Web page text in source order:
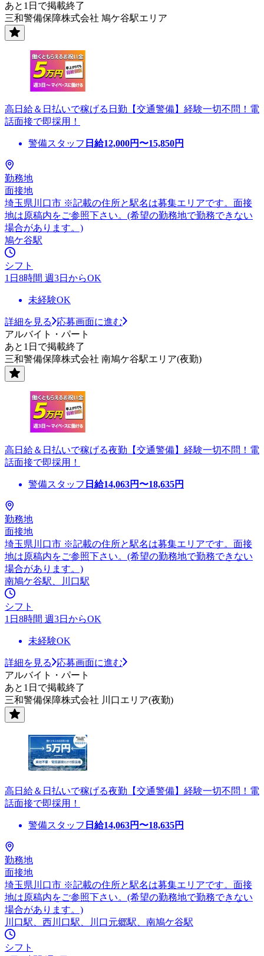
あと1日で掲載終了
三和警備保障株式会社 鳩ケ谷駅エリア
高日給＆日払いで稼げる日勤【交通警備】経験一切不問！電
話面接で即採用！
警備スタッフ 日給12,000円〜15,850円
勤務地
面接地
埼玉県川口市 ※記載の住所と駅名は募集エリアです。面接
地は原稿内をご参照下さい。(希望の勤務地で勤務できない
場合があります。)
鳩ケ谷駅
シフト
1日8時間 週3日からOK
未経験OK
詳細を見る
応募画面に進む
アルバイト・パート
あと1日で掲載終了
三和警備保障株式会社 南鳩ケ谷駅エリア(夜勤)
高日給＆日払いで稼げる夜勤【交通警備】経験一切不問！電
話面接で即採用！
警備スタッフ 日給14,063円〜18,635円
勤務地
面接地
埼玉県川口市 ※記載の住所と駅名は募集エリアです。面接
地は原稿内をご参照下さい。(希望の勤務地で勤務できない
場合があります。)
南鳩ケ谷駅、川口駅
シフト
1日8時間 週3日からOK
未経験OK
詳細を見る
応募画面に進む
アルバイト・パート
あと1日で掲載終了
三和警備保障株式会社 川口エリア(夜勤)
高日給＆日払いで稼げる夜勤【交通警備】経験一切不問！電
話面接で即採用！
警備スタッフ 日給14,063円〜18,635円
勤務地
面接地
埼玉県川口市 ※記載の住所と駅名は募集エリアです。面接
地は原稿内をご参照下さい。(希望の勤務地で勤務できない
場合があります。)
川口駅、西川口駅、川口元郷駅、南鳩ケ谷駅
シフト